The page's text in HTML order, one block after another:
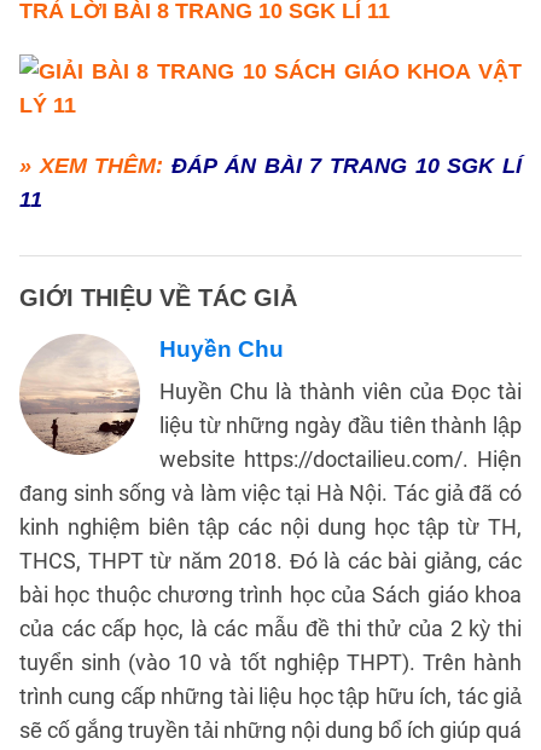
TRẢ LỜI BÀI 8 TRANG 10 SGK LÍ 11
» XEM THÊM:ĐÁP ÁN BÀI 7 TRANG 10 SGK LÍ
11
GIỚI THIỆU VỀ TÁC GIẢ
Huyền Chu
Huyền Chu là thành viên của Đọc tài
liệu từ những ngày đầu tiên thành lập
website https://doctailieu.com/. Hiện
đang sinh sống và làm việc tại Hà Nội. Tác giả đã có
kinh nghiệm biên tập các nội dung học tập từ TH,
THCS, THPT từ năm 2018. Đó là các bài giảng, các
bài học thuộc chương trình học của Sách giáo khoa
của các cấp học, là các mẫu đề thi thử của 2 kỳ thi
tuyển sinh (vào 10 và tốt nghiệp THPT). Trên hành
trình cung cấp những tài liệu học tập hữu ích, tác giả
sẽ cố gắng truyền tải những nội dung bổ ích giúp quá